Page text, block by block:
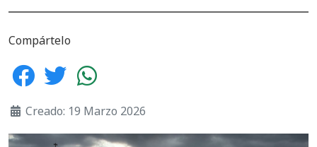
Compártelo
Creado: 19 Marzo 2026